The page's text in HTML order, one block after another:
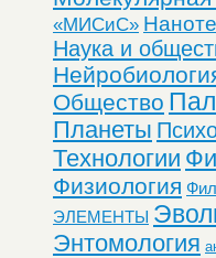
«МИСиС»
Наука и
Общество
Планеты
Технологии
Физиология
ЭЛЕМЕНТЫ
Энтомология